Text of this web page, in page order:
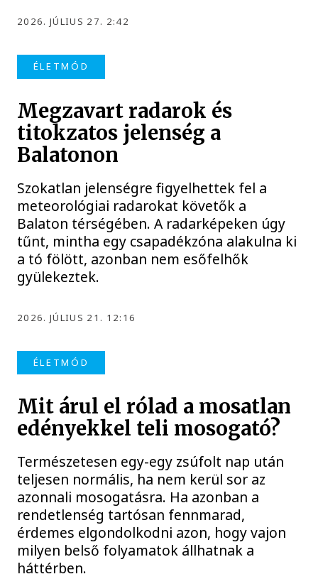
2026. JÚLIUS 27. 2:42
ÉLETMÓD
Megzavart radarok és
titokzatos jelenség a
Balatonon
Szokatlan jelenségre figyelhettek fel a
meteorológiai radarokat követők a
Balaton térségében. A radarképeken úgy
tűnt, mintha egy csapadékzóna alakulna ki
a tó fölött, azonban nem esőfelhők
gyülekeztek.
2026. JÚLIUS 21. 12:16
ÉLETMÓD
Mit árul el rólad a mosatlan
edényekkel teli mosogató?
Természetesen egy-egy zsúfolt nap után
teljesen normális, ha nem kerül sor az
azonnali mosogatásra. Ha azonban a
rendetlenség tartósan fennmarad,
érdemes elgondolkodni azon, hogy vajon
milyen belső folyamatok állhatnak a
háttérben.